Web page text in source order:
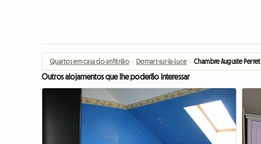
Quartos em casa do anfitrião › Domart-sur-la-Luce › Chambre Auguste Perret
Outros alojamentos que lhe poderão interessar